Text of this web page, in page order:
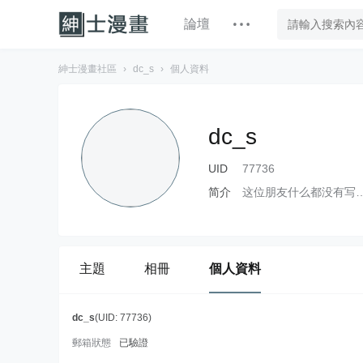
論壇
紳士漫畫社區 › dc_s › 個人資料
dc_s
UID
77736
简介
这位朋友什么都没有写
主題 相冊 個人資料
dc_s(UID: 77736)
郵箱狀態 已驗證